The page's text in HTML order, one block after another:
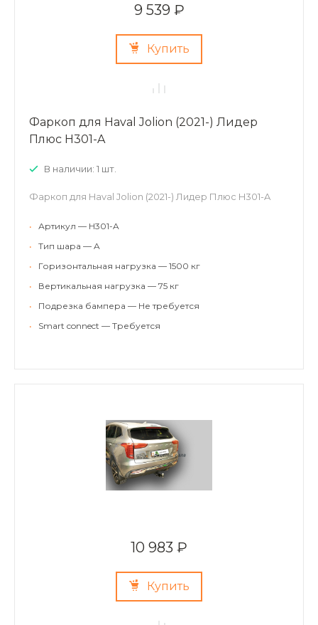
9 539 ₽
Купить
Фаркоп для Haval Jolion (2021-) Лидер
Плюс H301-A
В наличии: 1 шт.
Фаркоп для Haval Jolion (2021-) Лидер Плюс H301-A
•
Артикул — H301-A
•
Тип шара — A
•
Горизонтальная нагрузка — 1500 кг
•
Вертикальная нагрузка — 75 кг
•
Подрезка бампера — Не требуется
•
Smart connect — Требуется
10 983 ₽
Купить